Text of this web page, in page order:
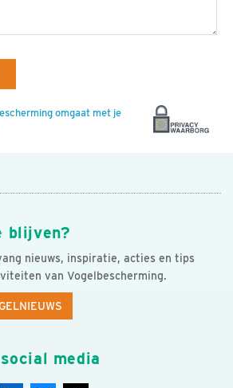
omgaat met je
blijven?
nieuws, inspiratie, acties en tips
van Vogelbescherming.
media